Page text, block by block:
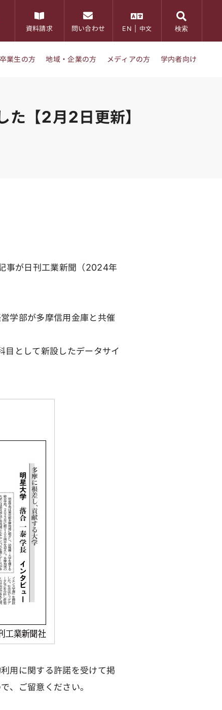
資料請求
問い合わせ EN 中文 検索
卒業生の方 地域・企業の方 メディアの方 学内者向け
た【2月2日更新】
事が日刊工業新聞（2024年
学部が多摩信用金庫と共催
として新設したデータサイ
用に関する許諾を受けて掲
、ご留意ください。